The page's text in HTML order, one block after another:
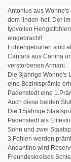
Antonius aus
dem linden-hof. Der
typvollen
eingebracht!
Fohlengeburten sind
Cantara aus Carlina
verstorbenen Armani.
Die 3jährige Wonne's
eine Bezirksprämie
Padenstedt eine
Auch diese beiden
Die 15jährige
Padenstedt als
Sohn und zwei
3 Fohlen werden
Andantino wird
Freundeskreises